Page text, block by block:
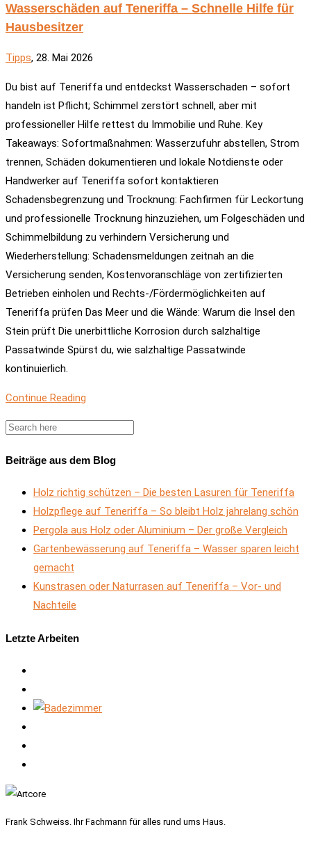
Wasserschäden auf Teneriffa – Schnelle Hilfe für
Hausbesitzer
Tipps, 28. Mai 2026
Du bist auf Teneriffa und entdeckst Wasserschaden – sofort
handeln ist Pflicht; Schimmel zerstört schnell, aber mit
professioneller Hilfe rettest du Immobilie und Ruhe. Key
Takeaways: Sofortmaßnahmen: Wasserzufuhr abstellen, Strom
trennen, Schäden dokumentieren und lokale Notdienste oder
Handwerker auf Teneriffa sofort kontaktieren
Schadensbegrenzung und Trocknung: Fachfirmen für Leckortung
und professionelle Trocknung hinzuziehen, um Folgeschäden und
Schimmelbildung zu verhindern Versicherung und
Wiederherstellung: Schadensmeldungen zeitnah an die
Versicherung senden, Kostenvoranschläge von zertifizierten
Betrieben einholen und Rechts-/Fördermöglichkeiten auf
Teneriffa prüfen Das Meer und die Wände: Warum die Insel den
Stein prüft Die unerbittliche Korrosion durch salzhaltige
Passatwinde Spürst du, wie salzhaltige Passatwinde
kontinuierlich.
Continue Reading
Beiträge aus dem Blog
Holz richtig schützen – Die besten Lasuren für Teneriffa
Holzpflege auf Teneriffa – So bleibt Holz jahrelang schön
Pergola aus Holz oder Aluminium – Der große Vergleich
Gartenbewässerung auf Teneriffa – Wasser sparen leicht
gemacht
Kunstrasen oder Naturrasen auf Teneriffa – Vor- und
Nachteile
Letzte Arbeiten
Frank Schweiss. Ihr Fachmann für alles rund ums Haus.